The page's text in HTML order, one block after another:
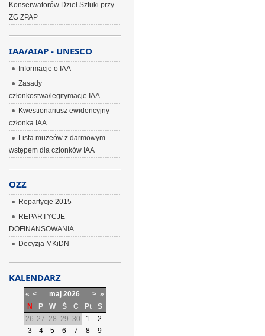
Konserwatorów Dzieł Sztuki przy
ZG ZPAP
IAA/AIAP - UNESCO
Informacje o IAA
Zasady
członkostwa/legitymacje IAA
Kwestionariusz ewidencyjny
członka IAA
Lista muzeów z darmowym
wstępem dla członków IAA
OZZ
Repartycje 2015
REPARTYCJE -
DOFINANSOWANIA
Decyzja MKiDN
KALENDARZ
« < maj 2026 > »
N
P W Ś C Pt
S
26 27 28 29 30 1
2
3
4 5 6 7 8
9